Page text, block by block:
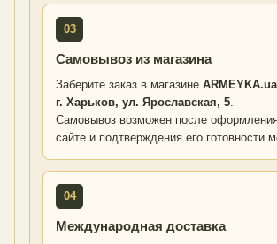
03
Самовывоз из магазина
Заберите заказ в магазине ARMEYKA.ua
г. Харьков, ул. Ярославская, 5.
Самовывоз возможен после
сайте и подтверждения его готовности
04
Международная доставка